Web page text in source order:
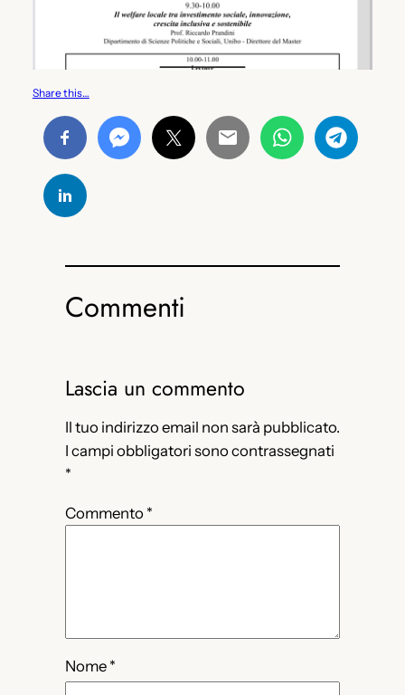
Share this…
Commenti
Lascia un commento
Il tuo indirizzo email non sarà pubblicato.
I campi obbligatori sono contrassegnati
*
Commento *
Nome *